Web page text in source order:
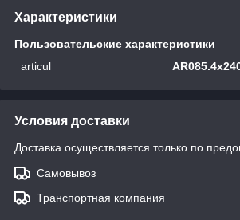
Характеристики
Пользовательские характеристики
articul
Условия доставки
Доставка осуществляется только по
Самовывоз
Транспортная компания